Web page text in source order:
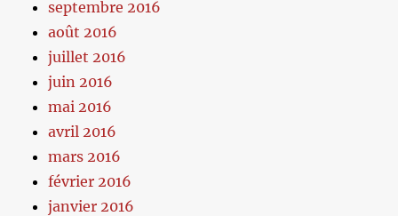
septembre 2016
août 2016
juillet 2016
juin 2016
mai 2016
avril 2016
mars 2016
février 2016
janvier 2016